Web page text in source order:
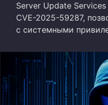
Server Update
CVE-2025-59287,
с системными